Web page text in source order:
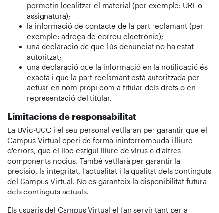
permetin localitzar el material (per exemple: URL o
assignatura);
la informació de contacte de la part reclamant (per
exemple: adreça de correu electrònic);
una declaració de que l'ús denunciat no ha estat
autoritzat;
una declaració que la informació en la notificació és
exacta i que la part reclamant està autoritzada per
actuar en nom propi com a titular dels drets o en
representació del titular.
Limitacions de responsabilitat
La UVic-UCC i el seu personal vetllaran per garantir que el
Campus Virtual operi de forma ininterrompuda i lliure
d'errors, que el lloc estigui lliure de virus o d'altres
components nocius. També vetllarà per garantir la
precisió, la integritat, l'actualitat i la qualitat dels continguts
del Campus Virtual. No es garanteix la disponibilitat futura
dels continguts actuals.
Els usuaris del Campus Virtual el fan servir tant per a